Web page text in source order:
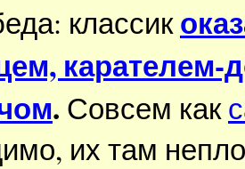
классик
. Совсем как
их там